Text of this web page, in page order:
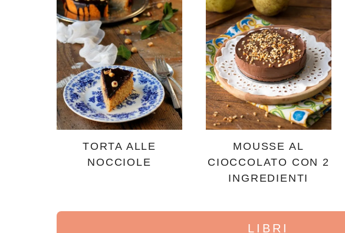
TORTA ALLE
NOCCIOLE
MOUSSE AL
CIOCCOLATO CON 2
INGREDIENTI
LIBRI